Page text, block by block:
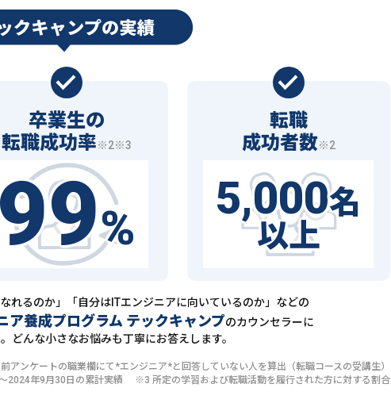
卒業生の
転職成功率※2※3
99%
転職
成功者数※2
5,000名
以上
れるのか」「自分はITエンジニアに向いているのか」などの
ア養成プログラム テックキャンプのカウンセラーに
どんな小さなお悩みも丁寧にお答えします。
ンケートの職業欄にて*エンジニア*と回答していない人を算出（転職コースの受講生）
年9月30日の累計実績 ※3 所定の学習および転職活動を履行された方に対する割合